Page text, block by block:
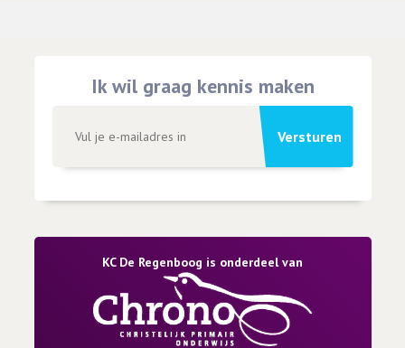
Ik wil graag kennis maken
Versturen
KC De Regenboog is onderdeel van